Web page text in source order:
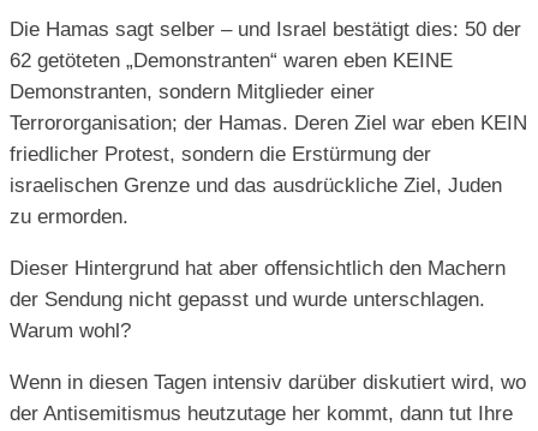
Die Hamas sagt selber – und Israel bestätigt dies: 50 der
62 getöteten „Demonstranten“ waren eben KEINE
Demonstranten, sondern Mitglieder einer
Terrororganisation; der Hamas. Deren Ziel war eben KEIN
friedlicher Protest, sondern die Erstürmung der
israelischen Grenze und das ausdrückliche Ziel, Juden
zu ermorden.
Dieser Hintergrund hat aber offensichtlich den Machern
der Sendung nicht gepasst und wurde unterschlagen.
Warum wohl?
Wenn in diesen Tagen intensiv darüber diskutiert wird, wo
der Antisemitismus heutzutage her kommt, dann tut Ihre